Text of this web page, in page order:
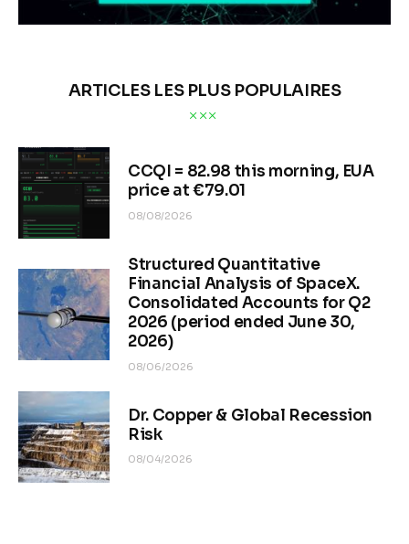
ARTICLES LES PLUS POPULAIRES
CCQI = 82.98 this morning, EUA
price at €79.01
08/08/2026
Structured Quantitative
Financial Analysis of SpaceX.
Consolidated Accounts for Q2
2026 (period ended June 30,
2026)
08/06/2026
Dr. Copper & Global Recession
Risk
08/04/2026